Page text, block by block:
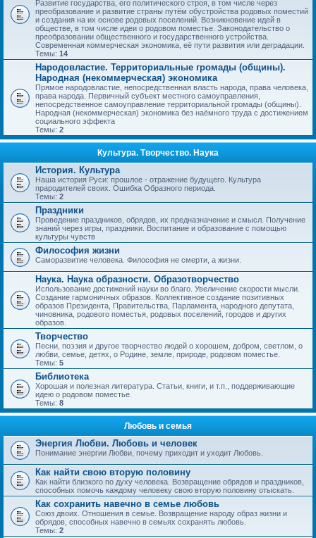
Развитие государства, его политического строя, в том числе через
преобразование и развитие страны путём обустройства родовых поместий
и создания на их основе родовых поселений. Возникновение идей в
обществе, в том числе идеи о родовом поместье. Законодательство о
преобразовании общественного и государственного устройства.
Современная коммерческая экономика, её пути развития или деградации.
Темы: 14
Народовластие. Территориальные громады (общины).
Народная (некоммерческая) экономика
Прямое народовластие, непосредственная власть народа, права человека,
права народа. Первичный субъект местного самоуправления,
непосредственное самоуправление территориальной громады (общины).
Народная (некоммерческая) экономика без наёмного труда с достижением
социального эффекта
Темы: 2
Культура. Творчество. Наука
История. Культура
Наша история Руси: прошлое - отражение будущего. Культура
прародителей своих. Ошибка Образного периода.
Темы: 2
Праздники
Проведение праздников, обрядов, их предназначение и смысл. Получение
знаний через игры, праздники. Воспитание и образование с помощью
культуры чувств
Философия жизни
Саморазвитие человека. Философия не смерти, а жизни.
Наука. Наука образности. Образотворчество
Использование достижений науки во благо. Увеличение скорости мысли.
Создание гармоничных образов. Коллективное создание позитивных
образов Президента, Правительства, Парламента, народного депутата,
чиновника, родового поместья, родовых поселений, городов и других
образов.
Творчество
Песни, поэзия и другое творчество людей о хорошем, добром, светлом, о
любви, семье, детях, о Родине, земле, природе, родовом поместье.
Темы: 5
Библиотека
Хорошая и полезная литература. Статьи, книги, и т.п., поддерживающие
идею о родовом поместье.
Темы: 8
Любовь и семья
Энергия Любви. Любовь и человек
Понимание энергии Любви, почему приходит и уходит Любовь.
Как найти свою вторую половину
Как найти близкого по духу человека. Возвращение обрядов и праздников,
способных помочь каждому человеку свою вторую половину отыскать.
Как сохранить навечно в семье любовь
Союз двоих. Отношения в семье. Возвращение народу образ жизни и
обрядов, способных навечно в семьях сохранять любовь.
Темы: 2